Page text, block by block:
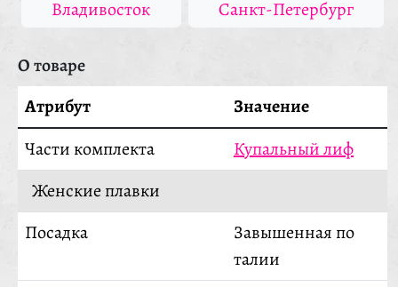
Владивосток Санкт-Петербург
О товаре
Атрибут
Значение
Части комплекта
Купальный лиф
Женские плавки
Посадка
Завышенная по
талии